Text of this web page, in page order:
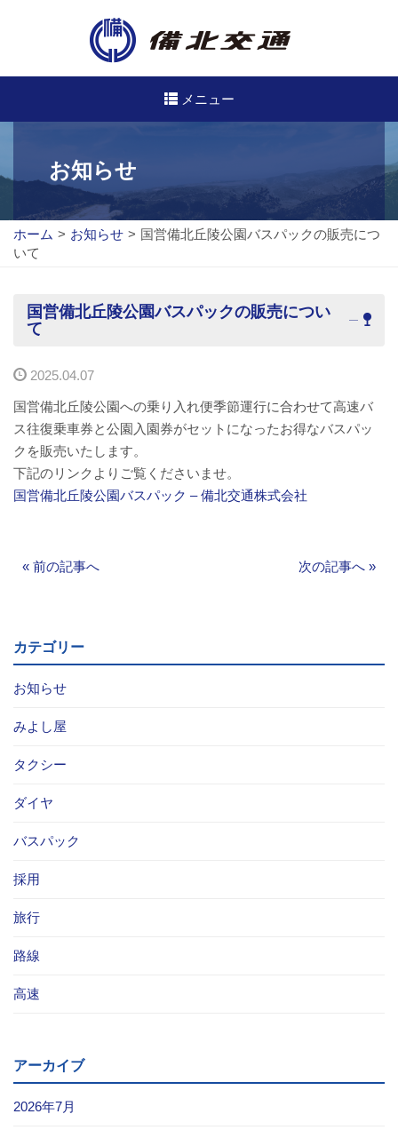
メニュー
高速バス
路線バス
定期券について
バスのご利用方法
バスパックについて
貸切バス・旅行業
まごころツアー
会社概要
企業情報
備北交通の歴史（アルバム）
お知らせ
ホーム > お知らせ > 国営備北丘陵公園バスパックの販売につ
いて
国営備北丘陵公園バスパックの販売につい
て
2025.04.07
国営備北丘陵公園への乗り入れ便季節運行に合わせて高速バ
ス往復乗車券と公園入園券がセットになったお得なバスパッ
クを販売いたします。
下記のリンクよりご覧くださいませ。
国営備北丘陵公園バスパック – 備北交通株式会社
« 前の記事へ 次の記事へ »
カテゴリー
お知らせ
みよし屋
タクシー
ダイヤ
バスパック
採用
旅行
路線
高速
アーカイブ
2026年7月